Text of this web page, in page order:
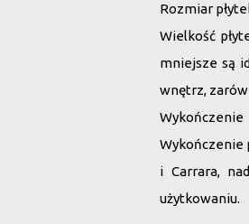
Rozmiar
Wielkość
mniejsze są
wnętrz,
Wykończenie
Wykończenie
i Carrara,
użytkowaniu.